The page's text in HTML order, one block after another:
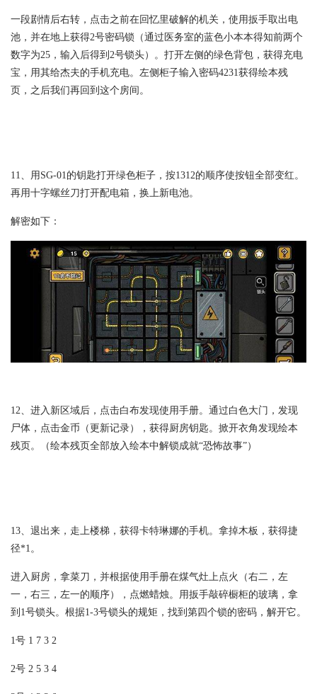
一段剧情后右转，点击之前在回忆里破解的机关，使用扳手取出电
池，并在地上获得2号密码锁（通过医务室的蓝色小本本得知前两个
数字为25，输入后得到2号锁头）。打开左侧的绿色背包，获得充电
宝，用其给杰夫的手机充电。左侧柜子输入密码4231获得绘本残
页，之后我们再回到这个房间。
11、用SG-01的钥匙打开绿色柜子，按1312的顺序使按钮全部变红。
再用十字螺丝刀打开配电箱，换上新电池。
解密如下：
12、进入新区域后，点击白布发现使用手册。通过白色大门，发现
尸体，点击金币（更新记录），获得厨房钥匙。掀开衣角发现绘本
残页。（绘本残页全部放入绘本中解锁成就“恐怖故事”）
13、退出来，走上楼梯，获得卡特琳娜的手机。拿掉木板，获得捷
径*1。
进入厨房，拿菜刀，并根据使用手册在煤气灶上点火（右二，左
一，右三，左一的顺序），点燃蜡烛。用扳手敲碎橱柜的玻璃，拿
到1号锁头。根据1-3号锁头的规矩，找到第四个锁的密码，解开它。
1号 1 7 3 2
2号 2 5 3 4